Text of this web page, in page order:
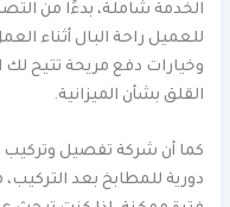
الخدمة شاملة، بدءًا من
للعميل راحة البال أثناء
وخيارات دفع مريحة تتيح
القلق بشأن الميزانية.
كما أن شركة تفصيل
دورية للمطابخ بعد